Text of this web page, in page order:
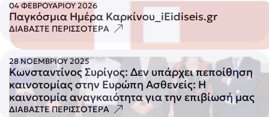
04 ΦΕΒΡΟΥΑΡΙΟΥ 2026
Παγκόσμια Ημέρα Καρκίνου_iEidiseis.gr
ΔΙΑΒΑΣΤΕ ΠΕΡΙΣΣΟΤΕΡΑ
28 ΝΟΕΜΒΡΙΟΥ 2025
Κωνσταντίνος Συρίγος: Δεν υπάρχει πεποίθηση
καινοτομίας στην Ευρώπη Ασθενείς: Η
καινοτομία αναγκαιότητα για την επιβίωσή μας
ΔΙΑΒΑΣΤΕ ΠΕΡΙΣΣΟΤΕΡΑ